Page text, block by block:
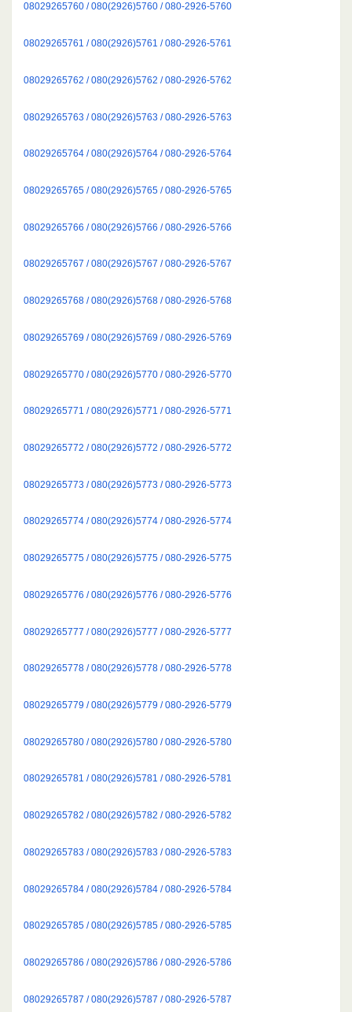
08029265760 / 080(2926)5760 / 080-2926-5760
08029265761 / 080(2926)5761 / 080-2926-5761
08029265762 / 080(2926)5762 / 080-2926-5762
08029265763 / 080(2926)5763 / 080-2926-5763
08029265764 / 080(2926)5764 / 080-2926-5764
08029265765 / 080(2926)5765 / 080-2926-5765
08029265766 / 080(2926)5766 / 080-2926-5766
08029265767 / 080(2926)5767 / 080-2926-5767
08029265768 / 080(2926)5768 / 080-2926-5768
08029265769 / 080(2926)5769 / 080-2926-5769
08029265770 / 080(2926)5770 / 080-2926-5770
08029265771 / 080(2926)5771 / 080-2926-5771
08029265772 / 080(2926)5772 / 080-2926-5772
08029265773 / 080(2926)5773 / 080-2926-5773
08029265774 / 080(2926)5774 / 080-2926-5774
08029265775 / 080(2926)5775 / 080-2926-5775
08029265776 / 080(2926)5776 / 080-2926-5776
08029265777 / 080(2926)5777 / 080-2926-5777
08029265778 / 080(2926)5778 / 080-2926-5778
08029265779 / 080(2926)5779 / 080-2926-5779
08029265780 / 080(2926)5780 / 080-2926-5780
08029265781 / 080(2926)5781 / 080-2926-5781
08029265782 / 080(2926)5782 / 080-2926-5782
08029265783 / 080(2926)5783 / 080-2926-5783
08029265784 / 080(2926)5784 / 080-2926-5784
08029265785 / 080(2926)5785 / 080-2926-5785
08029265786 / 080(2926)5786 / 080-2926-5786
08029265787 / 080(2926)5787 / 080-2926-5787